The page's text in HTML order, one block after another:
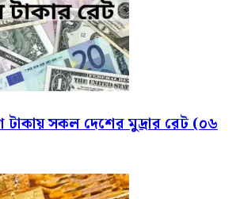
সকল দেশের মুদ্রার রেট (০৬